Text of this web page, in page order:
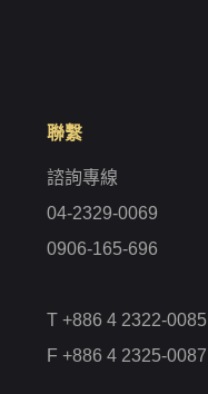
聯繫
諮詢專線
04-2329-0069
0906-165-696
T +886 4 2322-0085
F +886 4 2325-0087